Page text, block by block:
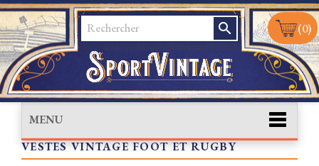
search (0)
MENU
VESTES VINTAGE FOOT ET RUGBY